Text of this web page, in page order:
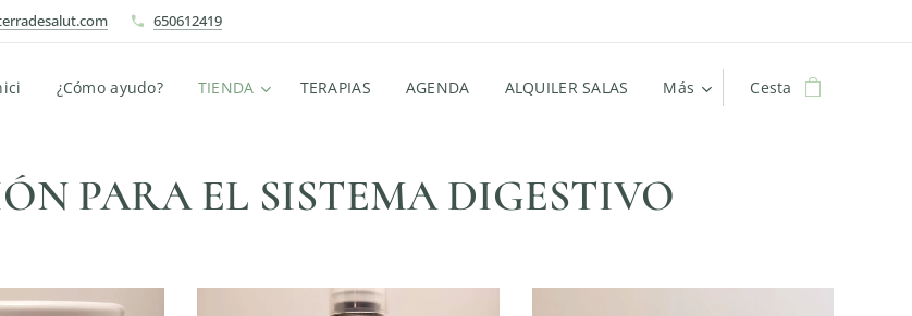
650612419
¿Cómo ayudo? TIENDA TERAPIAS AGENDA ALQUILER SALAS Más Cesta
PARA EL SISTEMA DIGESTIVO